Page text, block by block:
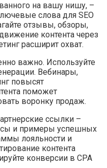
на вашу нишу, –
слова для SEO
отзывы, обзоры,
контента через
расширит охват.
важно. Используйте
Вебинары,
повысят
поможет
воронку продаж.
ссылки –
и примеры успешных
лояльности и
контента
конверсии в CPA